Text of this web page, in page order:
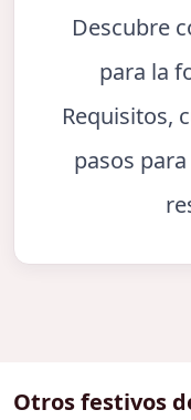
Descubre
para la
Requisitos,
pasos
Otros festivos